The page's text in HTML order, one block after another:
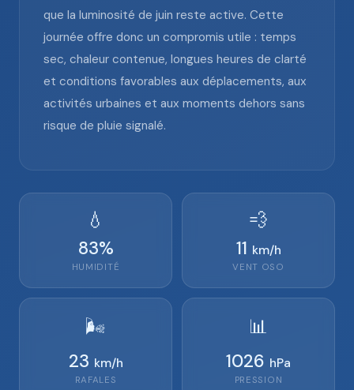
que la luminosité de juin reste active. Cette
journée offre donc un compromis utile : temps
sec, chaleur contenue, longues heures de clarté
et conditions favorables aux déplacements, aux
activités urbaines et aux moments dehors sans
risque de pluie signalé.
💧
83%
HUMIDITÉ
💨
11 km/h
VENT OSO
🌬️
23 km/h
RAFALES
📊
1026 hPa
PRESSION